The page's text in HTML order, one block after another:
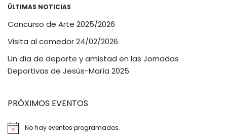
ÚLTIMAS NOTICIAS
Concurso de Arte 2025/2026
Visita al comedor 24/02/2026
Un día de deporte y amistad en las Jornadas
Deportivas de Jesús-María 2025
PRÓXIMOS EVENTOS
Aviso No hay eventos programados.